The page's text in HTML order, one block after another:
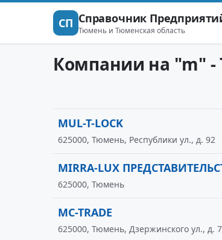
СП Справочник
Тюмень и Тюменская область
Компании на "m" -
MUL-T-LOCK
625000, Тюмень, Республики ул., д. 92
MIRRA-LUX
625000, Тюмень
MC-TRADE
625000, Тюмень, Дзержинского ул., д.